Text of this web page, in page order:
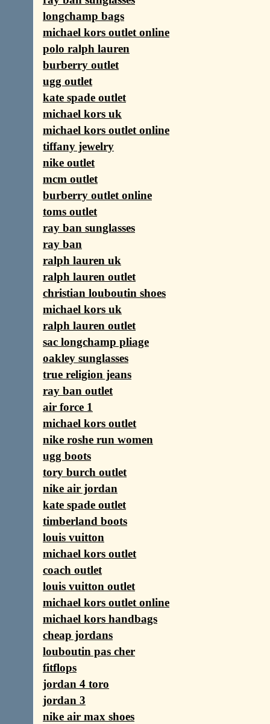
longchamp bags
michael kors outlet online
polo ralph lauren
burberry outlet
ugg outlet
kate spade outlet
michael kors uk
michael kors outlet online
tiffany jewelry
nike outlet
mcm outlet
burberry outlet online
toms outlet
ray ban sunglasses
ray ban
ralph lauren uk
ralph lauren outlet
christian louboutin shoes
michael kors uk
ralph lauren outlet
sac longchamp pliage
oakley sunglasses
true religion jeans
ray ban outlet
air force 1
michael kors outlet
nike roshe run women
ugg boots
tory burch outlet
nike air jordan
kate spade outlet
timberland boots
louis vuitton
michael kors outlet
coach outlet
louis vuitton outlet
michael kors outlet online
michael kors handbags
cheap jordans
louboutin pas cher
fitflops
jordan 4 toro
jordan 3
nike air max shoes